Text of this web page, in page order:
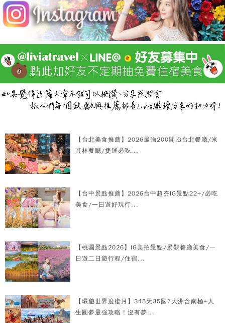
【台北美食推薦】2026最強200間IG台北餐廳/米
其林餐廳/捷運必吃...
【台中景點推薦】2026台中超夯IG景點22+/必吃
美食/一日遊好玩行...
【桃園景點2026】IG美拍景點/景觀餐廳美食/一
日遊二日遊行程/住宿...
【環遊世界度蜜月】345天35國7大洲含南極~人
生圓夢最強攻略！沒有夢...